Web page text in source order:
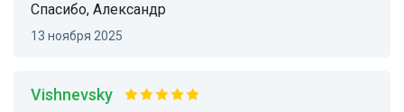
Спасибо, Александр
13 ноября 2025
Vishnevsky